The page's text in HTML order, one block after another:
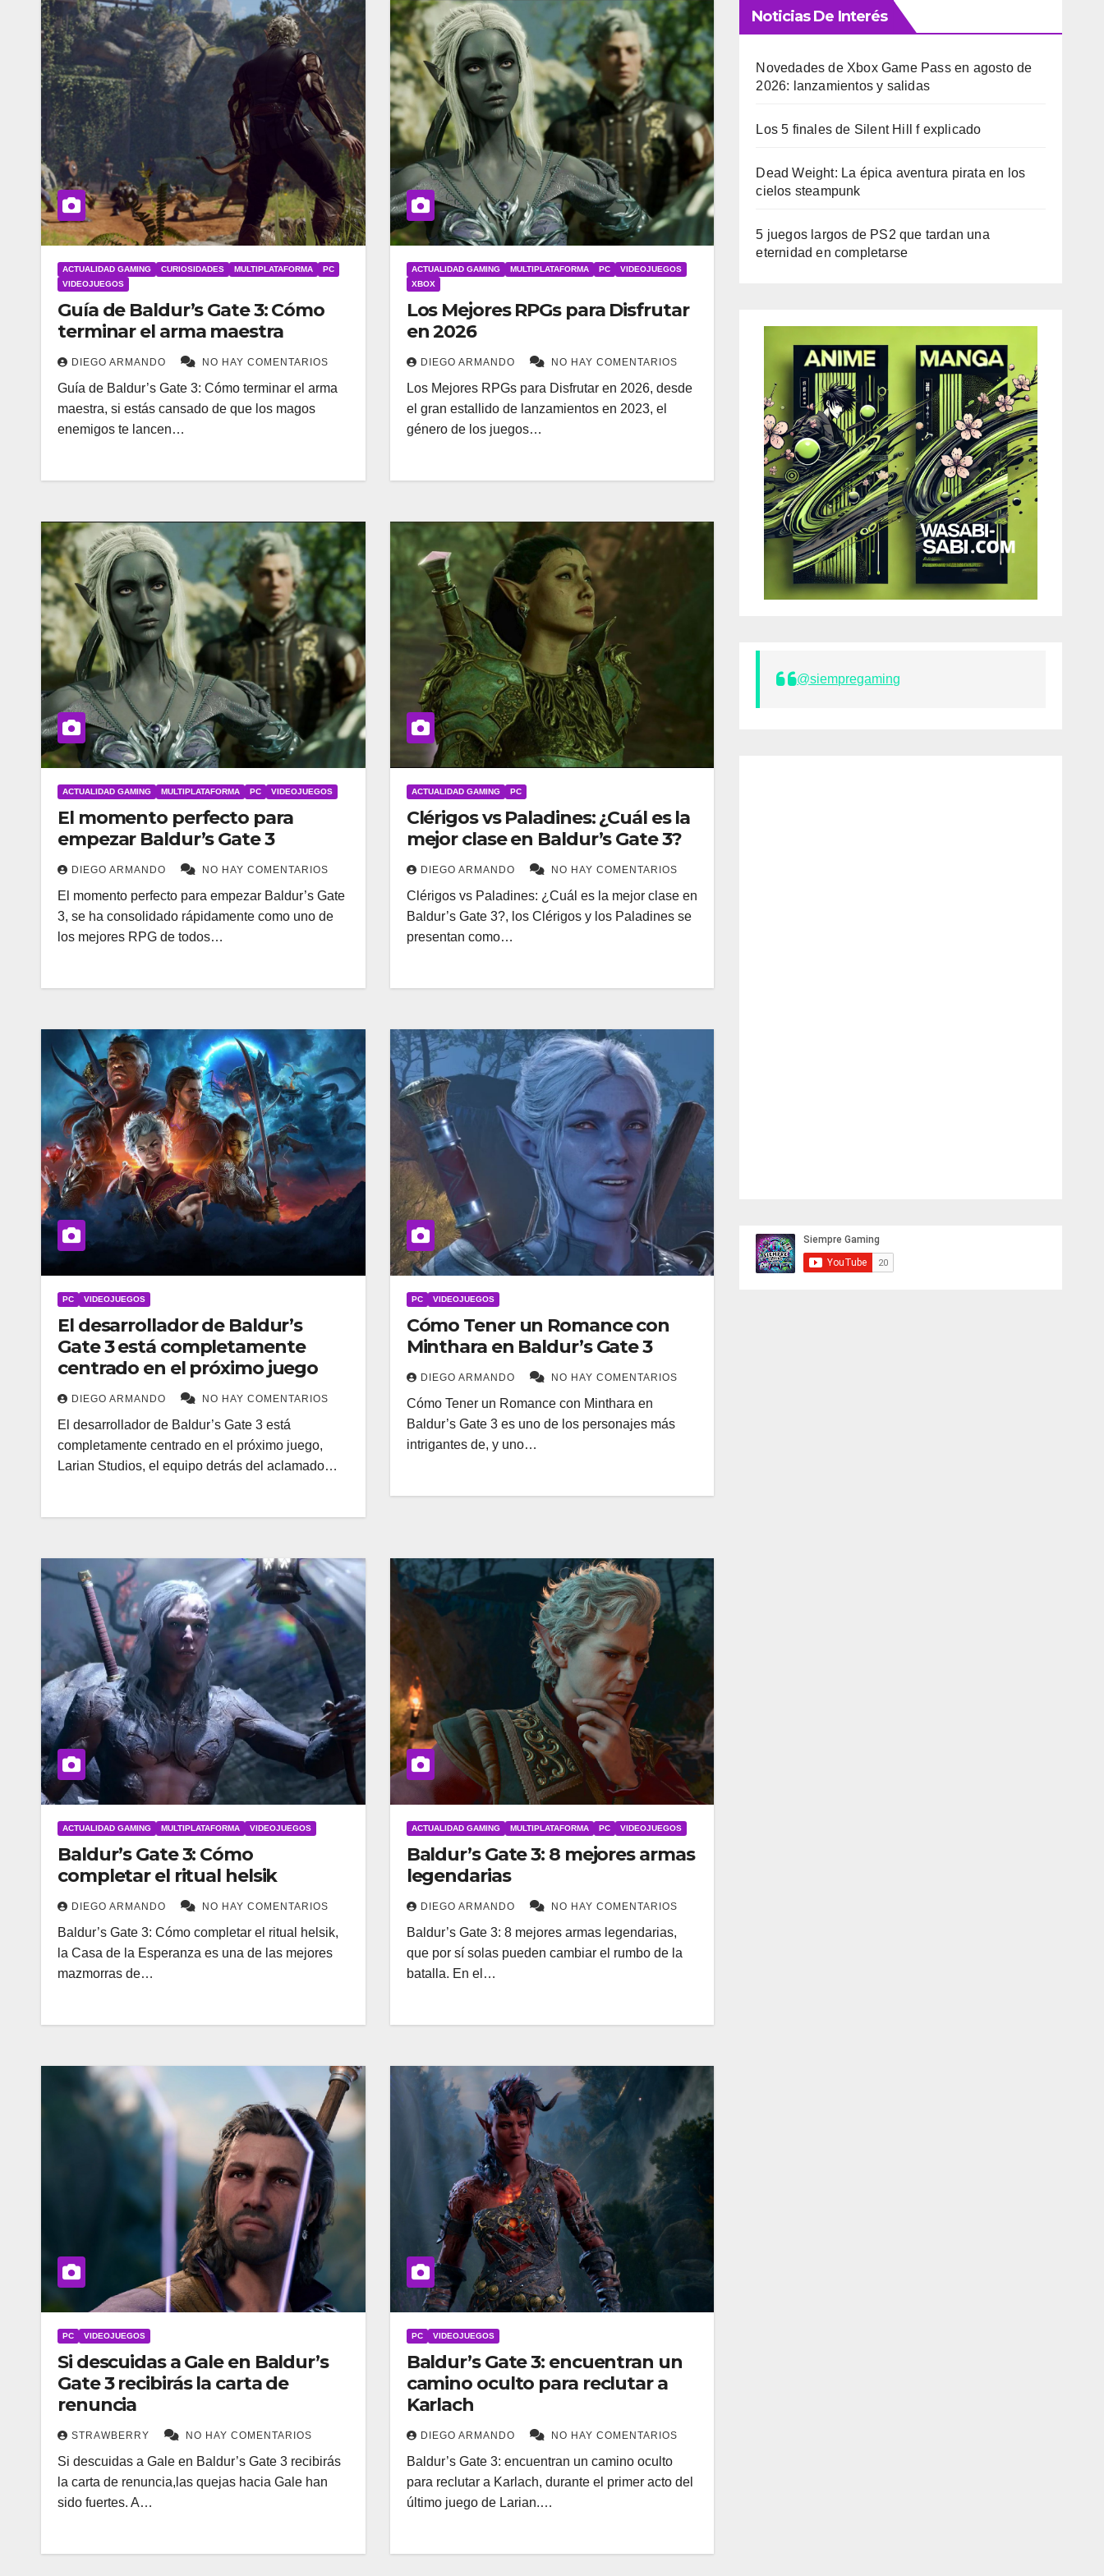
ACTUALIDAD GAMING CURIOSIDADES MULTIPLATAFORMA
PC
VIDEOJUEGOS
Guía de Baldur’s Gate 3: Cómo
terminar el arma maestra
DIEGO ARMANDO NO HAY COMENTARIOS
Guía de Baldur’s Gate 3: Cómo terminar el arma
maestra, si estás cansado de que los magos
enemigos te lancen…
ACTUALIDAD GAMING MULTIPLATAFORMA PC
VIDEOJUEGOS
XBOX
Los Mejores RPGs para Disfrutar
en 2026
DIEGO ARMANDO NO HAY COMENTARIOS
Los Mejores RPGs para Disfrutar en 2026, desde
el gran estallido de lanzamientos en 2023, el
género de los juegos…
ACTUALIDAD GAMING MULTIPLATAFORMA PC VIDEOJUEGOS
El momento perfecto para
empezar Baldur’s Gate 3
DIEGO ARMANDO NO HAY COMENTARIOS
El momento perfecto para empezar Baldur’s Gate
3, se ha consolidado rápidamente como uno de
los mejores RPG de todos…
ACTUALIDAD GAMING PC
Clérigos vs Paladines: ¿Cuál es la
mejor clase en Baldur’s Gate 3?
DIEGO ARMANDO NO HAY COMENTARIOS
Clérigos vs Paladines: ¿Cuál es la mejor clase en
Baldur’s Gate 3?, los Clérigos y los Paladines se
presentan como…
PC VIDEOJUEGOS
El desarrollador de Baldur’s
Gate 3 está completamente
centrado en el próximo juego
DIEGO ARMANDO NO HAY COMENTARIOS
El desarrollador de Baldur’s Gate 3 está
completamente centrado en el próximo juego,
Larian Studios, el equipo detrás del aclamado…
PC VIDEOJUEGOS
Cómo Tener un Romance con
Minthara en Baldur’s Gate 3
DIEGO ARMANDO NO HAY COMENTARIOS
Cómo Tener un Romance con Minthara en
Baldur’s Gate 3 es uno de los personajes más
intrigantes de, y uno…
ACTUALIDAD GAMING MULTIPLATAFORMA VIDEOJUEGOS
Baldur’s Gate 3: Cómo
completar el ritual helsik
DIEGO ARMANDO NO HAY COMENTARIOS
Baldur’s Gate 3: Cómo completar el ritual helsik,
la Casa de la Esperanza es una de las mejores
mazmorras de…
ACTUALIDAD GAMING MULTIPLATAFORMA PC VIDEOJUEGOS
Baldur’s Gate 3: 8 mejores armas
legendarias
DIEGO ARMANDO NO HAY COMENTARIOS
Baldur’s Gate 3: 8 mejores armas legendarias,
que por sí solas pueden cambiar el rumbo de la
batalla. En el…
PC VIDEOJUEGOS
Si descuidas a Gale en Baldur’s
Gate 3 recibirás la carta de
renuncia
STRAWBERRY NO HAY COMENTARIOS
Si descuidas a Gale en Baldur’s Gate 3 recibirás
la carta de renuncia,las quejas hacia Gale han
sido fuertes. A…
PC VIDEOJUEGOS
Baldur’s Gate 3: encuentran un
camino oculto para reclutar a
Karlach
DIEGO ARMANDO NO HAY COMENTARIOS
Baldur’s Gate 3: encuentran un camino oculto
para reclutar a Karlach, durante el primer acto del
último juego de Larian.…
Noticias De Interés
Novedades de Xbox Game Pass en agosto de
2026: lanzamientos y salidas
Los 5 finales de Silent Hill f explicado
Dead Weight: La épica aventura pirata en los
cielos steampunk
5 juegos largos de PS2 que tardan una
eternidad en completarse
@siempregaming